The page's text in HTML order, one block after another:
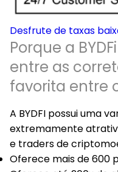
Desfrute de taxas
Porque a
entre as
favorita entre
A BYDFI possui uma
extremamente
e traders de
Oferece mais de 600